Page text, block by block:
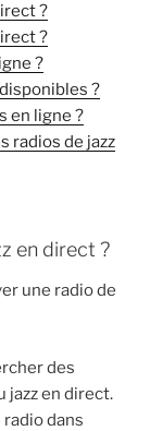
?
?
?
?
en ligne ?
radios de jazz
en direct ?
une radio de
des
jazz en direct.
dans